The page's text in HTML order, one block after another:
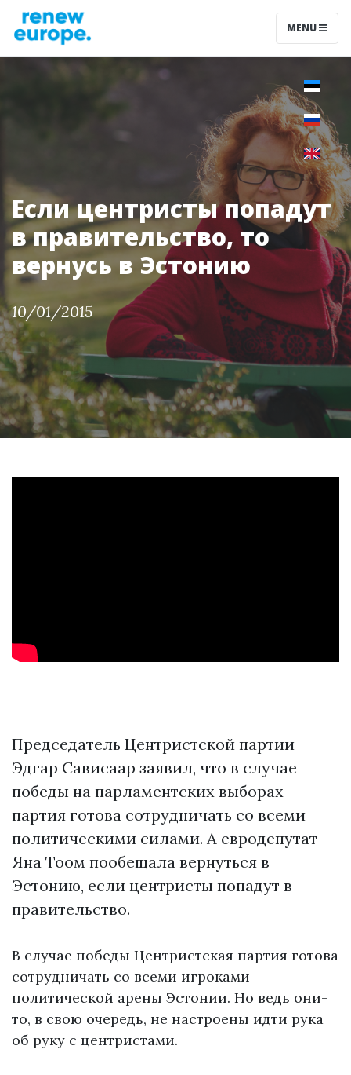
MENU
Если центристы попадут
в правительство, то
вернусь в Эстонию
10/01/2015
Председатель Центристской партии
Эдгар Сависаар заявил, что в случае
победы на парламентских выборах
партия готова сотрудничать со всеми
политическими силами. А евродепутат
Яна Тоом пообещала вернуться в
Эстонию, если центристы попадут в
правительство.
В случае победы Центристская партия готова
сотрудничать со всеми игроками
политической арены Эстонии. Но ведь они-
то, в свою очередь, не настроены идти рука
об руку с центристами.